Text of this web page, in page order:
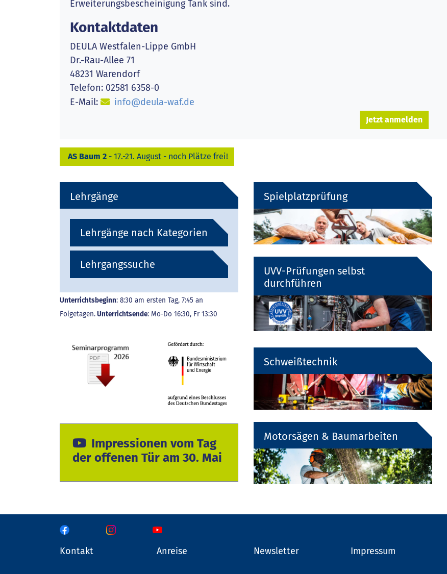
Erweiterungsbescheinigung Tank sind.
Kontaktdaten
DEULA Westfalen-Lippe GmbH
Dr.-Rau-Allee 71
48231 Warendorf
Telefon: 02581 6358-0
E-Mail:
info@deula-waf.de
Jetzt anmelden
AS Baum 2 - 17.-21. August - noch Plätze frei!
Lehrgänge
Lehrgänge nach Kategorien
Lehrgangssuche
Unterrichtsbeginn: 8:30 am ersten Tag, 7:45 an
Folgetagen.Unterrichtsende: Mo-Do 16:30, Fr 13:30
Impressionen vom Tag
der offenen Tür am 30. Mai
Spielplatzprüfung
UVV-Prüfungen selbst
durchführen
Schweißtechnik
Motorsägen & Baumarbeiten
Kontakt Anreise Newsletter Impressum